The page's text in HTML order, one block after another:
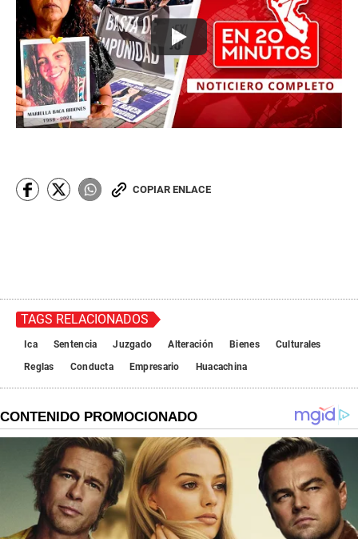
COPIAR ENLACE
TAGS RELACIONADOS
Ica Sentencia Juzgado Alteración Bienes
Culturales
Reglas
Conducta Empresario Huacachina